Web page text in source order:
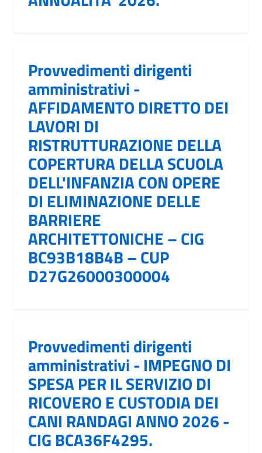
Provvedimenti dirigenti
amministrativi -
AFFIDAMENTO DIRETTO DEI
LAVORI DI
RISTRUTTURAZIONE DELLA
COPERTURA DELLA SCUOLA
DELL'INFANZIA CON OPERE
DI ELIMINAZIONE DELLE
BARRIERE
ARCHITETTONICHE – CIG
BC93B18B4B – CUP
D27G26000300004
Provvedimenti dirigenti
amministrativi - IMPEGNO DI
SPESA PER IL SERVIZIO DI
RICOVERO E CUSTODIA DEI
CANI RANDAGI ANNO 2026 -
CIG BCA36F4295.